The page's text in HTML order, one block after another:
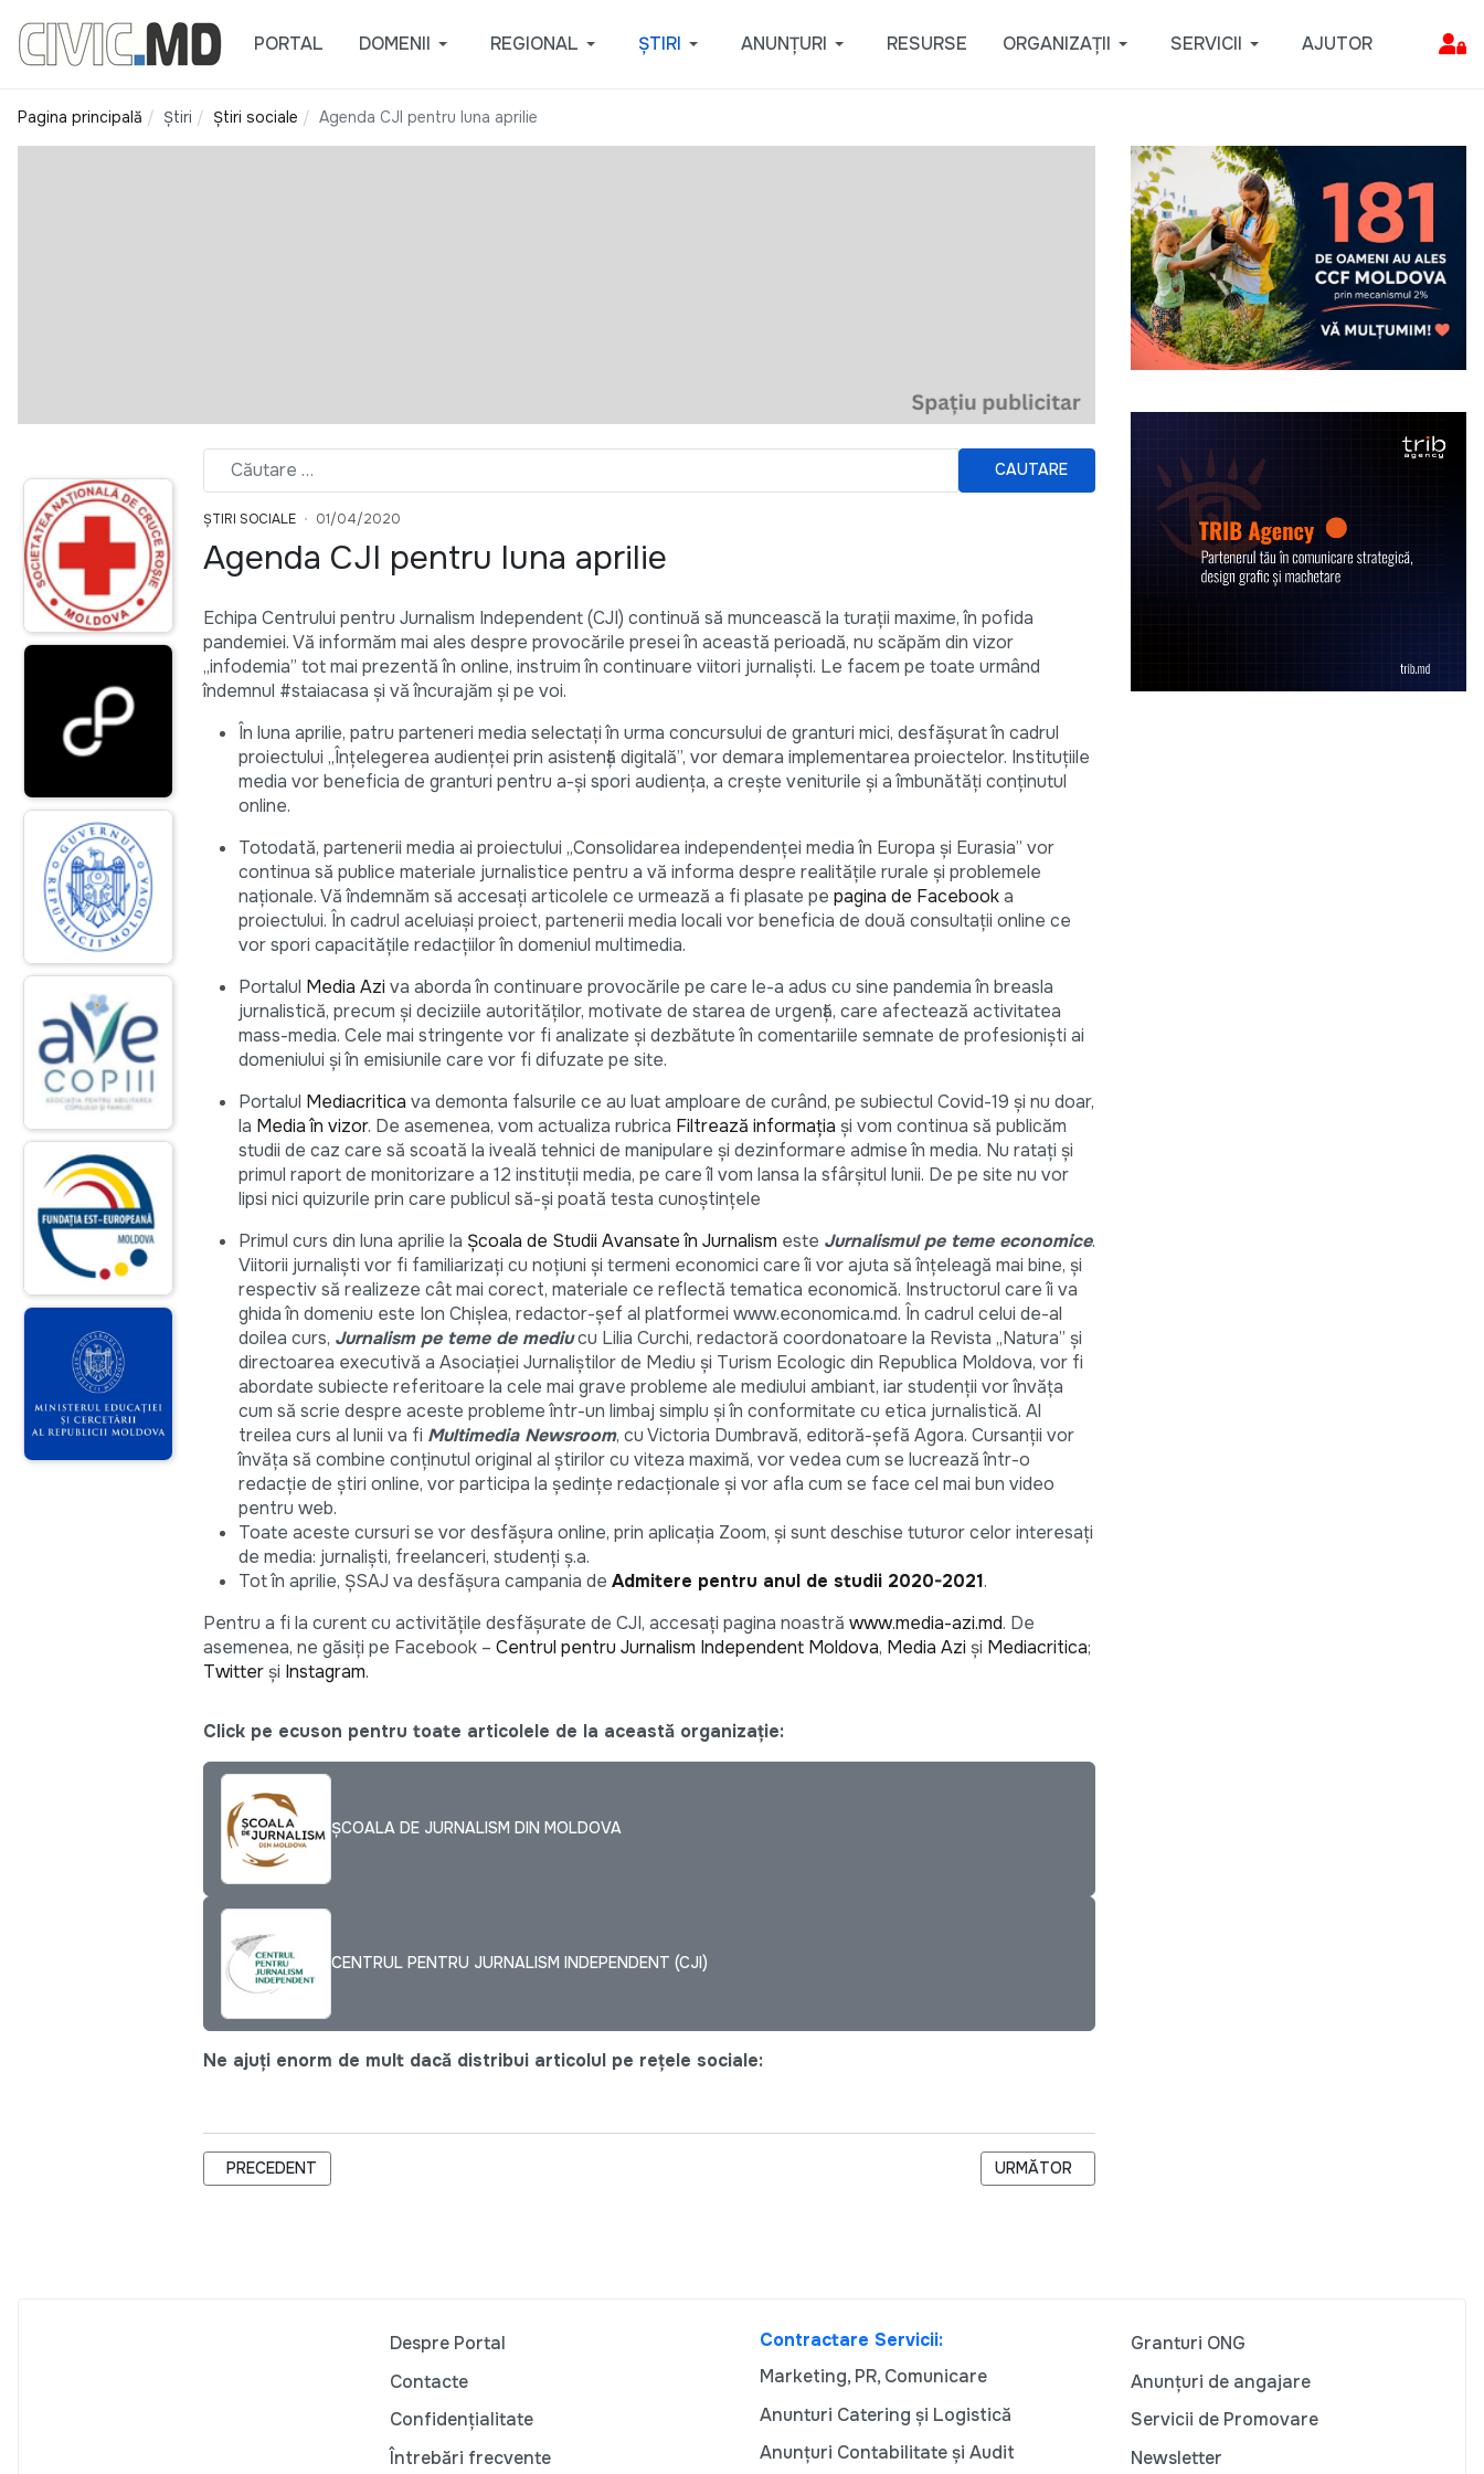
PORTAL DOMENII REGIONAL ȘTIRI ANUNȚURI RESURSE ORGANIZAȚII SERVICII AJUTOR
Pagina principală Știri Știri sociale Agenda CJI pentru luna aprilie
CAUTARE
ȘTIRI SOCIALE 01/04/2020
Agenda CJI pentru luna aprilie
Echipa Centrului pentru Jurnalism Independent (CJI) continuă să muncească la turații maxime, în pofida
pandemiei. Vă informăm mai ales despre provocările presei în această perioadă, nu scăpăm din vizor
„infodemia” tot mai prezentă în online, instruim în continuare viitori jurnaliști. Le facem pe toate urmând
îndemnul #staiacasa și vă încurajăm și pe voi.
În luna aprilie, patru parteneri media selectaţi în urma concursului de granturi mici, desfăşurat în cadrul
proiectului „Înţelegerea audienţei prin asistenţă digitală”, vor demara implementarea proiectelor. Instituţiile
media vor beneficia de granturi pentru a-şi spori audienţa, a creşte veniturile şi a îmbunătăţi conţinutul
online.
Totodată, partenerii media ai proiectului „Consolidarea independenței media în Europa și Eurasia” vor
continua să publice materiale jurnalistice pentru a vă informa despre realitățile rurale și problemele
naționale. Vă îndemnăm să accesați articolele ce urmează a fi plasate pe pagina de Facebooka
proiectului. În cadrul aceluiași proiect, partenerii media locali vor beneficia de două consultații online ce
vor spori capacitățile redacțiilor în domeniul multimedia.
Portalul Media Azi va aborda în continuare provocările pe care le-a adus cu sine pandemia în breasla
jurnalistică, precum și deciziile autorităților, motivate de starea de urgență, care afectează activitatea
mass-media. Cele mai stringente vor fi analizate și dezbătute în comentariile semnate de profesioniști ai
domeniului și în emisiunile care vor fi difuzate pe site.
Portalul Mediacritica va demonta falsurile ce au luat amploare de curând, pe subiectul Covid-19 și nu doar,
la Media în vizor. De asemenea, vom actualiza rubrica Filtrează informația și vom continua să publicăm
studii de caz care să scoată la iveală tehnici de manipulare și dezinformare admise în media. Nu ratați și
primul raport de monitorizare a 12 instituții media, pe care îl vom lansa la sfârșitul lunii. De pe site nu vor
lipsi nici quizurile prin care publicul să-și poată testa cunoștințele
Primul curs din luna aprilie la Şcoala de Studii Avansate în Jurnalism este Jurnalismul pe teme economice.
Viitorii jurnalişti vor fi familiarizați cu noţiuni şi termeni economici care îi vor ajuta să înţeleagă mai bine, și
respectiv să realizeze cât mai corect, materiale ce reflectă tematica economică. Instructorul care îi va
ghida în domeniu este Ion Chișlea, redactor-șef al platformei www.economica.md. În cadrul celui de-al
doilea curs, Jurnalism pe teme de mediucu Lilia Curchi, redactoră coordonatoare la Revista „Natura” și
directoarea executivă a Asociației Jurnaliștilor de Mediu și Turism Ecologic din Republica Moldova, vor fi
abordate subiecte referitoare la cele mai grave probleme ale mediului ambiant, iar studenții vor învăța
cum să scrie despre aceste probleme într-un limbaj simplu și în conformitate cu etica jurnalistică. Al
treilea curs al lunii va fi Multimedia Newsroom, cu Victoria Dumbravă, editoră-șefă Agora. Cursanții vor
învăța să combine conținutul original al știrilor cu viteza maximă, vor vedea cum se lucrează într-o
redacție de știri online, vor participa la ședințe redacționale și vor afla cum se face cel mai bun video
pentru web.
Toate aceste cursuri se vor desfășura online, prin aplicația Zoom, și sunt deschise tuturor celor interesați
de media: jurnaliști, freelanceri, studenți ș.a.
Tot în aprilie, ȘSAJ va desfășura campania de Admitere pentru anul de studii 2020-2021.
Pentru a fi la curent cu activitățile desfășurate de CJI, accesați pagina noastră www.media-azi.md. De
asemenea, ne găsiți pe Facebook – Centrul pentru Jurnalism Independent Moldova, Media Azi și Mediacritica;
Twitter și Instagram.
Click pe ecuson pentru toate articolele de la această organizație:
ȘCOALA DE JURNALISM DIN MOLDOVA
CENTRUL PENTRU JURNALISM INDEPENDENT (CJI)
Ne ajuți enorm de mult dacă distribui articolul pe rețele sociale:
ARTICOL PRECEDENT: TINERII MEȘTEȘUGARII DIN RĂUȚEL ÎȘI CONTINUĂ MUNCA ȘI ÎI ÎNCURAJEAZĂ PE CEI DIN JUR PRIN EXEMPLUL LOR
PRECEDENT ARTICOLUL URMĂTOR: FUNDAȚIA SOROS-MOLDOVA ÎȘI
URMĂTOR
Despre Portal
Contacte
Confidențialitate
Întrebări frecvente
Contractare Servicii:
Marketing, PR, Comunicare
Anunturi Catering și Logistică
Anunțuri Contabilitate și Audit
Granturi ONG
Anunțuri de angajare
Servicii de Promovare
Newsletter